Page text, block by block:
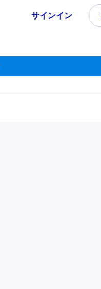
サインイン